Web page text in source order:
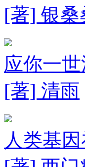
[著] 银桑
应你一
[著] 清雨
人类基